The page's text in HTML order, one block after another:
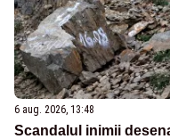
6 aug. 2026, 13:48
Scandalul inimii